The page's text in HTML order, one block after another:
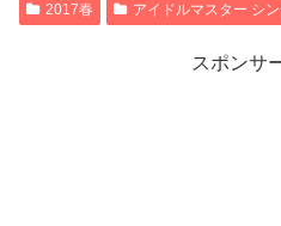
2017春 アイドルマスター シ
スポンサ